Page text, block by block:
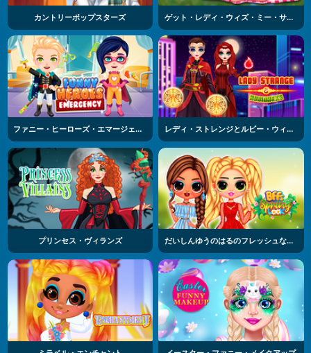
カントリーポップスターズ ゲット・レディ・ウィズ・ミー・サマーピクニック
ファニー・ヒーローズ・エマージェンシー レディ・ストレンジとルビー・ウィッチ
プリンセス・ヴィランズ だいしんゆうのはるのフレッシュなファッション